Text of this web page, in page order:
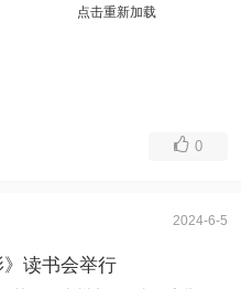
点击重新加载
0
2024-6-5
读书会举行